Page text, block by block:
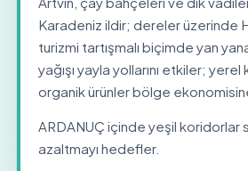
Karadeniz ildir; dereler üzerinde
turizmi tartışmalı biçimde yan
yağışı yayla yollarını etkiler;
organik ürünler bölge
ARDANUÇ içinde yeşil koridorlar
azaltmayı hedefler.